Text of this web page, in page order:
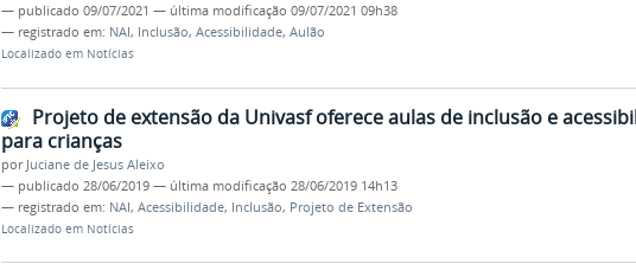
— publicado 09/07/2021 — última modificação 09/07/2021 09h38
— registrado em: NAI, Inclusão, Acessibilidade, Aulão
Localizado em Notícias
Projeto de extensão da Univasf oferece aulas de inclusão e
para crianças
por Juciane de Jesus Aleixo
— publicado 28/06/2019 — última modificação 28/06/2019 14h13
— registrado em: NAI, Acessibilidade, Inclusão, Projeto de Extensão
Localizado em Notícias